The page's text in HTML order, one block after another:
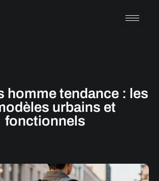
homme tendance : les
urbains et
fonctionnels